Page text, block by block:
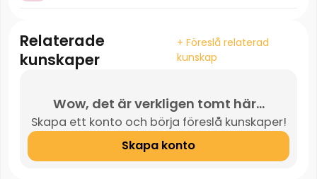
Relaterade
kunskaper
+ Föreslå relaterad
kunskap
Wow, det är verkligen tomt här...
Skapa ett konto och börja föreslå kunskaper!
Skapa konto